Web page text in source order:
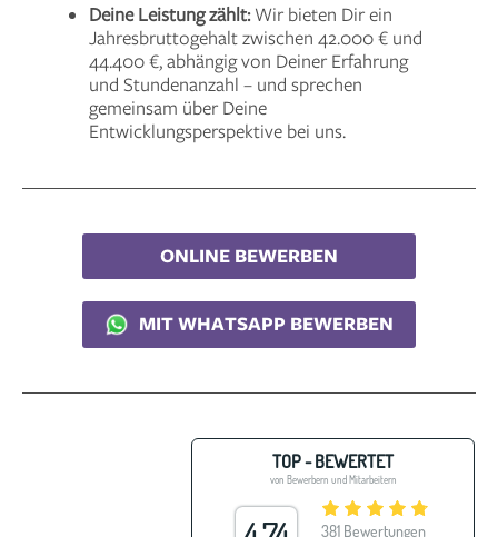
Deine Leistung zählt:Wir bieten Dir ein
Jahresbruttogehalt zwischen 42.000 € und
44.400 €, abhängig von Deiner Erfahrung
und Stundenanzahl – und sprechen
gemeinsam über Deine
Entwicklungsperspektive bei uns.
ONLINE BEWERBEN
MIT WHATSAPP BEWERBEN